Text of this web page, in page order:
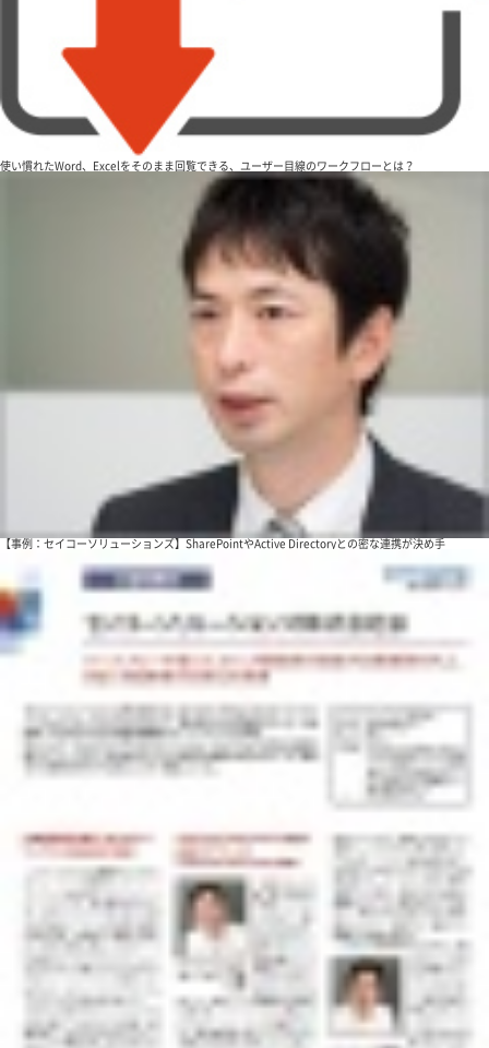
使い慣れたWord、Excelをそのまま回覧できる、ユーザー目線のワークフローとは？
【事例：セイコーソリューションズ】SharePointやActive Directoryとの密な連携が決め手